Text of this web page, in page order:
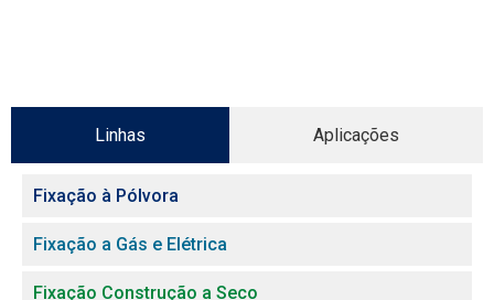
Linhas Aplicações
Fixação à Pólvora
Fixação a Gás e Elétrica
Fixação Construção a Seco